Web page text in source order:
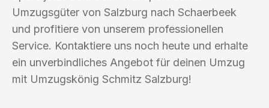
Umzugsgüter von Salzburg nach Schaerbeek
und profitiere von unserem professionellen
Service. Kontaktiere uns noch heute und erhalte
ein unverbindliches Angebot für deinen Umzug
mit Umzugskönig Schmitz Salzburg!